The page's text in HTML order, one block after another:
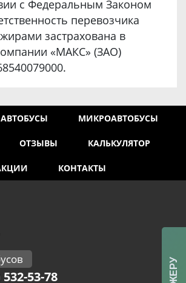
с Федеральным Законом
перевозчика
застрахована в
«МАКС» (ЗАО)
АВТОБУСЫ МИКРОАВТОБУСЫ
ОТЗЫВЫ КАЛЬКУЛЯТОР
КОНТАКТЫ
53-78